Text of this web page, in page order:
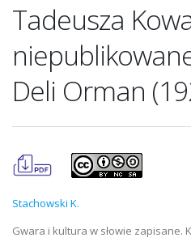
Tadeusza
Deli Orman
Stachowski K.
Gwara i kultura w słowie zapisane.